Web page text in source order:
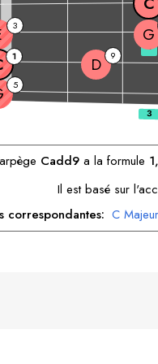
5
1 D 9
3 G
3
Cadd9a la formule
Il est basé sur
correspondantes: C
G Majeure G